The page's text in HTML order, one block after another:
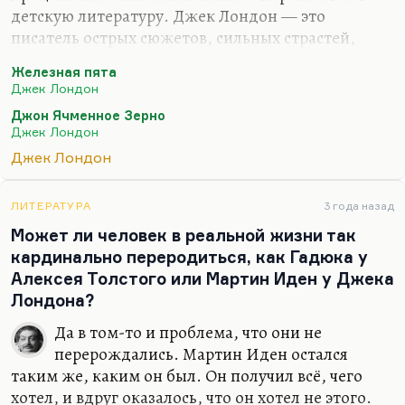
детскую литературу. Джек Лондон — это
писатель острых сюжетов, сильных страстей,
Хотя я очень люблю его и бродяжьи рассказы, и,
конечно, его золотоискательскую эпопею про
Смока Беллью, но — ничего не поделаешь, это
подростковый писатель.
«Железная пята», где абсолютно правильно
предсказано, что рано или поздно рабочий класс
примирится с капиталистами, что
олигархический капитал снимет основной
антагонизм и появится что-то куда более…
Железная пята
Джек Лондон
Джон Ячменное Зерно
Джек Лондон
Джек Лондон
ЛИТЕРАТУРА 3 года назад
Может ли человек в реальной жизни так
кардинально переродиться, как Гадюка у
Алексея Толстого или Мартин Иден у Джека
Лондона?
Да в том-то и проблема, что они не
перерождались. Мартин Иден остался
таким же, каким он был. Он получил всё, чего
хотел, и вдруг оказалось, что он хотел не этого.